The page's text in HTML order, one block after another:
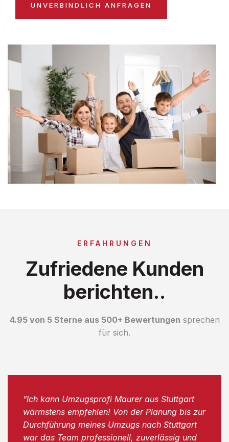
UNVERBINDLICH ANFRAGEN
ERFAHRUNGEN
Zufriedene Kunden
berichten..
4.95 von 5 Sterne aus 500+ Bewertungen sprechen
für sich.
"Ich kann Umzugsprofi Maurer aus Stuttgart
wärmstens empfehlen! Von der Planung bis zur
Durchführung meines Umzugs nach Stuttgart
war das Team professionell, zuverlässig und